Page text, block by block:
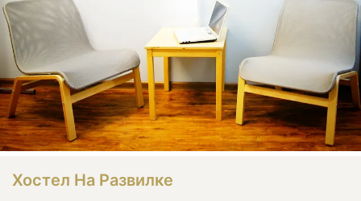
Хостел На Развилке